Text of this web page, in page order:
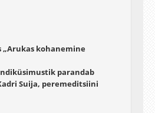
kohanemine
parandab
Suija, peremeditsiini